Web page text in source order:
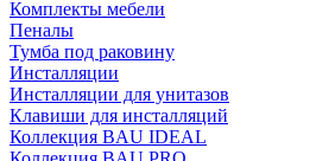
Комплекты мебели
Пеналы
Тумба под раковину
Инсталляции
Инсталляции для унитазов
Клавиши для инсталляций
Коллекция BAU IDEAL